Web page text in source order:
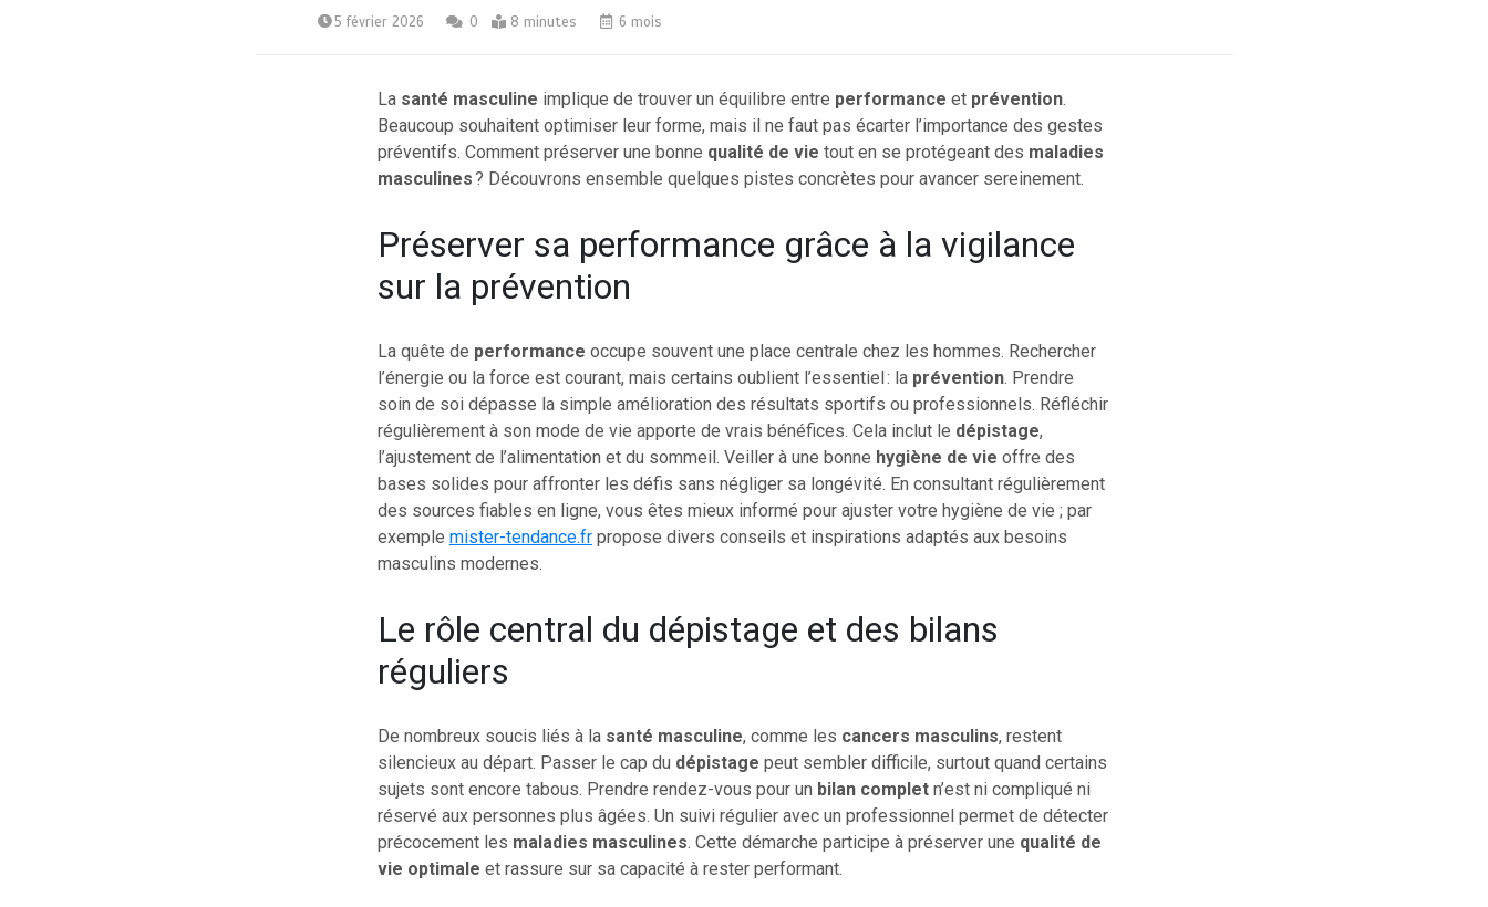
5 février 2026 0 8 minutes 6 mois
La santé masculine implique de trouver un équilibre entre performance et prévention.
Beaucoup souhaitent optimiser leur forme, mais il ne faut pas écarter l’importance des gestes
préventifs. Comment préserver une bonne qualité de vie tout en se protégeant des maladies
masculines? Découvrons ensemble quelques pistes concrètes pour avancer sereinement.
Préserver sa performance grâce à la vigilance
sur la prévention
La quête de performance occupe souvent une place centrale chez les hommes. Rechercher
l’énergie ou la force est courant, mais certains oublient l’essentiel : la prévention. Prendre
soin de soi dépasse la simple amélioration des résultats sportifs ou professionnels. Réfléchir
régulièrement à son mode de vie apporte de vrais bénéfices. Cela inclut le dépistage,
l’ajustement de l’alimentation et du sommeil. Veiller à une bonne hygiène de vie offre des
bases solides pour affronter les défis sans négliger sa longévité. En consultant régulièrement
des sources fiables en ligne, vous êtes mieux informé pour ajuster votre hygiène de vie ; par
exemple mister-tendance.frpropose divers conseils et inspirations adaptés aux besoins
masculins modernes.
Le rôle central du dépistage et des bilans
réguliers
De nombreux soucis liés à la santé masculine, comme les cancers masculins, restent
silencieux au départ. Passer le cap du dépistage peut sembler difficile, surtout quand certains
sujets sont encore tabous. Prendre rendez-vous pour un bilan completn’est ni compliqué ni
réservé aux personnes plus âgées. Un suivi régulier avec un professionnel permet de détecter
précocement les maladies masculines. Cette démarche participe à préserver une qualité de
vie optimale et rassure sur sa capacité à rester performant.